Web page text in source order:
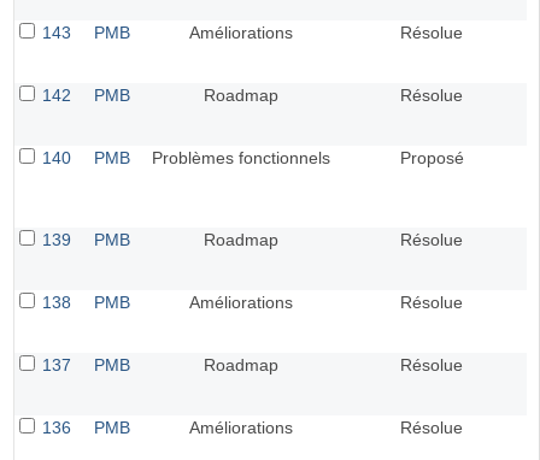
143 PMB Améliorations Résolue
142 PMB Roadmap Résolue
140 PMB Problèmes fonctionnels Proposé
139 PMB Roadmap Résolue
138 PMB Améliorations Résolue
137 PMB Roadmap Résolue
136 PMB Améliorations Résolue